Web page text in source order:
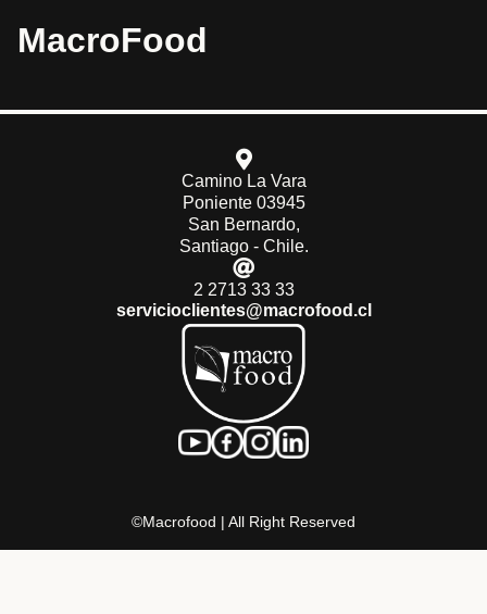
MacroFood
Camino La Vara
Poniente 03945
San Bernardo,
Santiago - Chile.
2 2713 33 33
servicioclientes@macrofood.cl
©Macrofood | All Right Reserved